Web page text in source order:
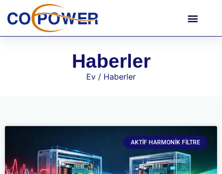
Haberler
Ev / Haberler
AKTIF HARMONIK FILTRE